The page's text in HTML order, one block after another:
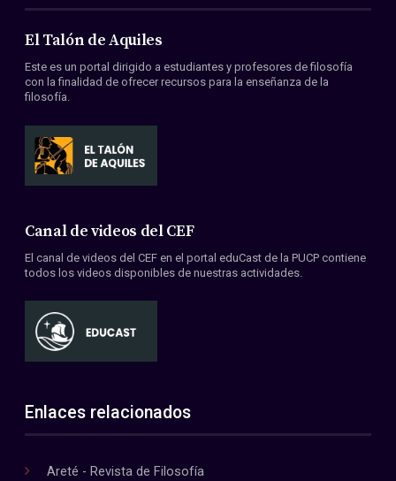
Acerca de nosotros
Miembros
Convenios
El Talón de Aquiles
Este es un portal dirigido a estudiantes y profesores de filosofía
con la finalidad de ofrecer recursos para la enseñanza de la
filosofía.
Canal de videos del CEF
El canal de videos del CEF en el portal eduCast de la PUCP contiene
todos los videos disponibles de nuestras actividades.
Enlaces relacionados
Areté - Revista de Filosofía